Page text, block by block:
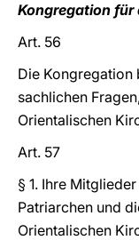
Kongregation für
Art. 56
Die Kongregation
sachlichen
Orientalischen
Art. 57
§ 1. Ihre
Patriarchen und
Orientalischen